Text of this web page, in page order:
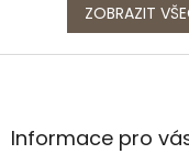
ZOBRAZIT
Z
aInformace pro